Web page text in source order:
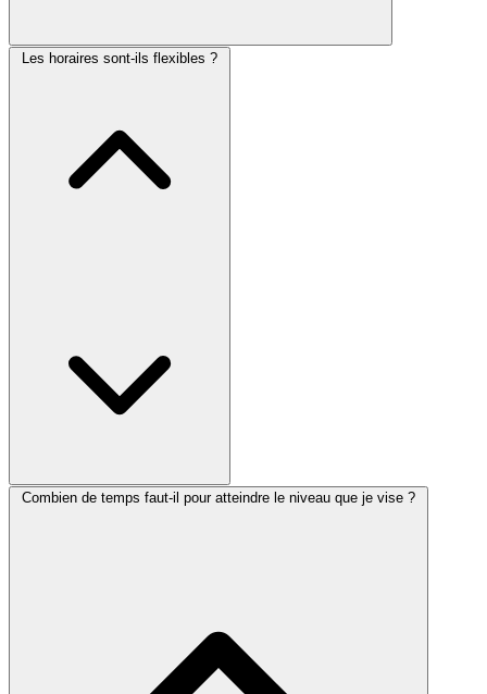
Les horaires sont-ils flexibles ?
Combien de temps faut-il pour atteindre le niveau que je vise ?